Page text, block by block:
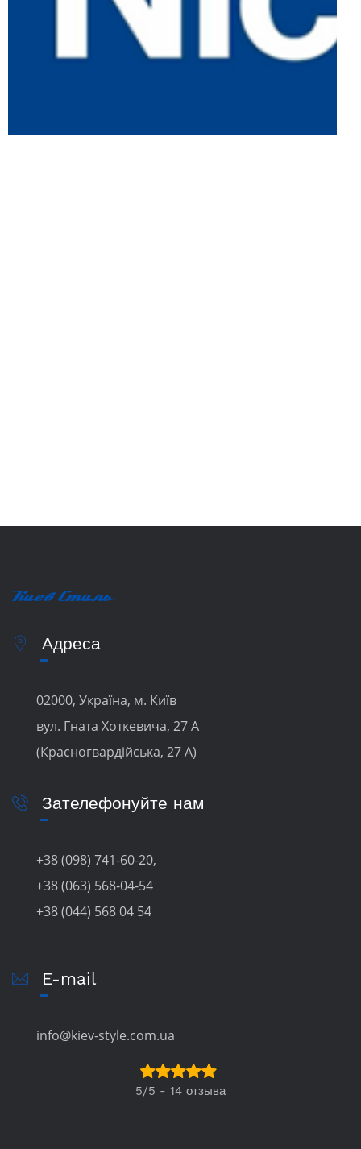
Адреса
02000, Україна, м. Київ
вул. Гната Хоткевича, 27 А
(Красногвардійська, 27 А)
Зателефонуйте нам
+38 (098) 741-60-20,
+38 (063) 568-04-54
+38 (044) 568 04 54
E-mail
info@kiev-style.com.ua
5/5 - 14 отзыва